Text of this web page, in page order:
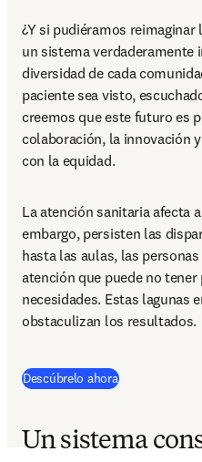
¿Y si pudiéramos
un sistema verdaderamente
diversidad de cada
paciente sea visto,
creemos que este futuro es
colaboración, la innovación
con la equidad.
La atención sanitaria afecta
embargo, persisten las
hasta las aulas, las
atención que puede no
necesidades. Estas lagunas
obstaculizan los resultados.
Descúbrelo ahora
Un sistema